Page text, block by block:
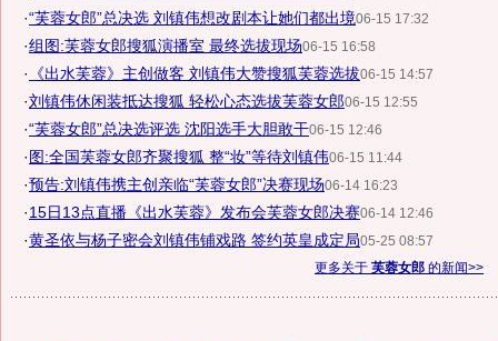
·“芙蓉女郎”总决选 刘镇伟想改剧本让她们都出境06-15 17:32
·组图:芙蓉女郎搜狐演播室 最终选拔现场06-15 16:58
· 《出水芙蓉》主创做客 刘镇伟大赞搜狐芙蓉选拔06-15 14:57
·刘镇伟休闲装抵达搜狐 轻松心态选拔芙蓉女郎06-15 12:55
·“芙蓉女郎”总决选评选 沈阳选手大胆敢干06-15 12:46
·图:全国芙蓉女郎齐聚搜狐 整“妆”等待刘镇伟06-15 11:44
·预告:刘镇伟携主创亲临“芙蓉女郎”决赛现场06-14 16:23
·15日13点直播《出水芙蓉》发布会芙蓉女郎决赛06-14 12:46
·黄圣依与杨子密会刘镇伟铺戏路 签约英皇成定局05-25 08:57
更多关于 芙蓉女郎 的新闻>>